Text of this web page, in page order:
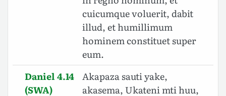
cuicumque voluerit, dabit
illud, et humillimum
hominem constituet super
eum.
Daniel 4.14
(SWA)
Akapaza sauti yake,
akasema, Ukateni mti huu,